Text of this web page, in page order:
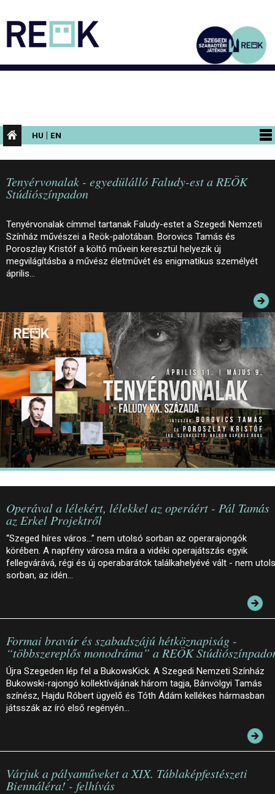
HU | EN
PROGRAMOK
KIÁLLÍTÁSOK
INFORMÁCIÓK
KONFERENCIA
PALOTASÉTÁK ÉS VEZETÉSEK
KÖZÉRDEKŰ ADATOK
Tenyérvonalak - egyedülálló Faludy-est a REÖK
Stúdiószínpadon
Tenyérvonalak címmel tartanak Faludy-estet a Szegedi Nemzeti
Színház művészei a Reök-palotában. Borovics Tamás és
Poroszlay Kristóf a költő művein keresztül helyezik új
megvilágításba a művész életművét és enigmatikus személyét
április…
Operával a lélekért, lélekkel az operáért - Pál Tamás
az Erkel Projektről
“Szeged híres város…” nem utolsó sorban az operarajongók
körében. A napfény városa mára a vidéki operajátszás egyik
fellegvárává, régi és új operabarátok találkahelyévé vált - nem
sorban, az idén…
Formai bravúr és szabadszájú hétköznapiság -
“többszereplős monodráma” a REÖK
Újra Szegeden lép fel a BukowsKick. A Szegedi Nemzeti Színház
Bukowski-rajongó kollektívájának három tagja, Bánvölgyi Tamás
színész, Hajdu Róbert ügyelő és Tóth Ádám kellékes hármasban
játsszák az író első regényén…
Várjuk a pályaműveket a XIX. Táblaképfestészeti
Biennáléra! - felhívás